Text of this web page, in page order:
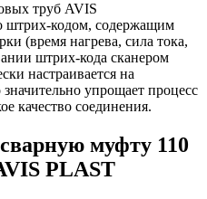
труб AVIS
штрих-кодом, содержащим
(время нагрева, сила тока,
штрих-кода сканером
настраивается на
упрощает процесс
качество соединения.
муфту 110
PLAST